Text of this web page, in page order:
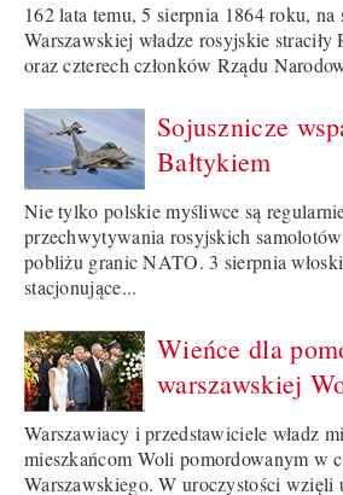
162 lata temu, 5 sierpnia 1864 roku,
Warszawskiej władze rosyjskie straciły
oraz czterech członków Rządu
Sojusznicze
Bałtykiem
Nie tylko polskie myśliwce są
przechwytywania rosyjskich
pobliżu granic NATO. 3 sierpnia
stacjonujące...
Wieńce dla
warszawskiej
Warszawiacy i przedstawiciele władz
mieszkańcom Woli pomordowanym w
Warszawskiego. W uroczystości wzięli